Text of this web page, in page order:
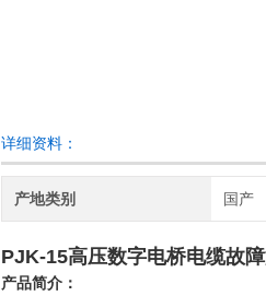
详细资料：
产地类别 国产
PJK-15高压数字电桥电缆故
产品简介：